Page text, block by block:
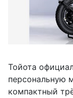
Тойота
персональную
компактный